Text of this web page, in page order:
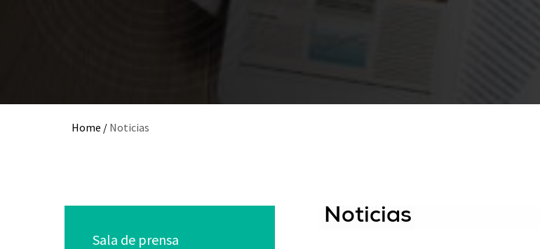
Home / Noticias
Sala de prensa
Noticias